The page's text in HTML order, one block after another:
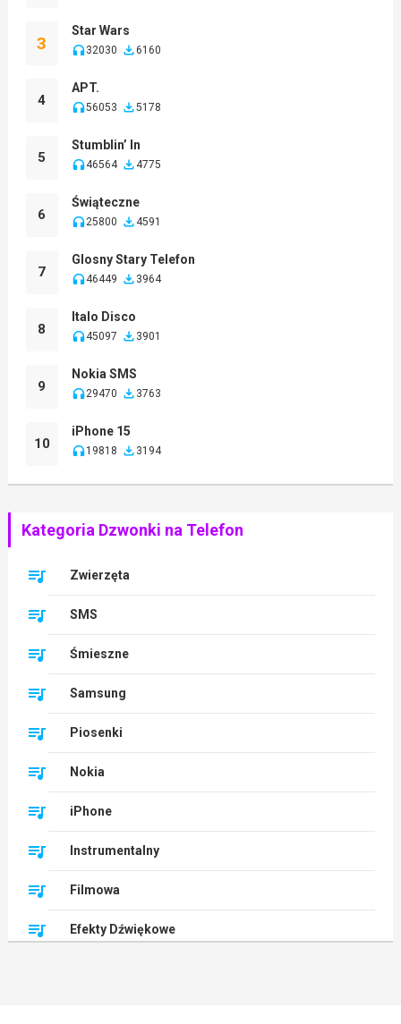
3
Star Wars
32030 6160
4
APT.
56053 5178
5
Stumblin’ In
46564 4775
6
Świąteczne
25800 4591
7
Glosny Stary Telefon
46449 3964
8
Italo Disco
45097 3901
9
Nokia SMS
29470 3763
10
iPhone 15
19818 3194
Kategoria Dzwonki na Telefon
Zwierzęta
SMS
Śmieszne
Samsung
Piosenki
Nokia
iPhone
Instrumentalny
Filmowa
Efekty Dźwiękowe